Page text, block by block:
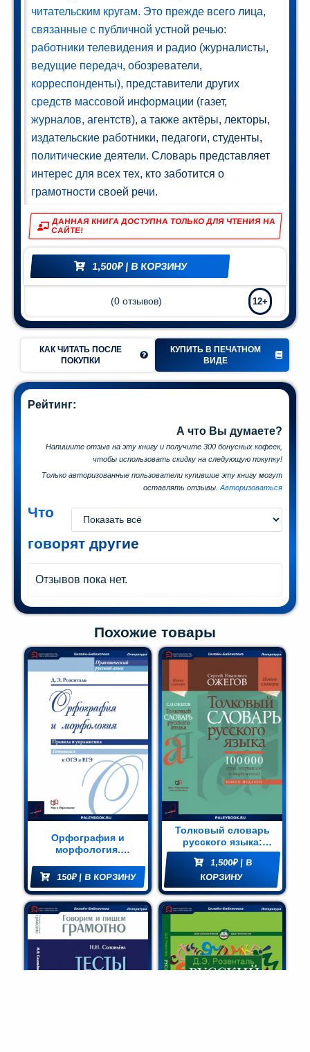
читательским кругам. Это прежде всего лица,
связанные с публичной устной речью:
работники телевидения и радио (журналисты,
ведущие передач, обозреватели,
корреспонденты), представители других
средств массовой информации (газет,
журналов, агентств), а также актёры, лекторы,
издательские работники, педагоги, студенты,
политические деятели. Словарь представляет
интерес для всех тех, кто заботится о
грамотности своей речи.
ДАННАЯ КНИГА ДОСТУПНА ТОЛЬКО ДЛЯ ЧТЕНИЯ НА
САЙТЕ!
1,500₽| В КОРЗИНУ
(0 отзывов) 12+
КАК ЧИТАТЬ ПОСЛЕ
ПОКУПКИ
КУПИТЬ В ПЕЧАТНОМ
ВИДЕ
Рейтинг:
А что Вы думаете?
Напишите отзыв на эту книгу и получите 300 бонусных кофеек,
чтобы использовать скидку на следующую покупку!
Только авторизованные пользователи купившие эту книгу могут
оставлять отзывы. Авторизоваться
Что
говорят другие
Отзывов пока нет.
Похожие товары
Орфография и
морфология.
упражнения
150₽ | В КОРЗИНУ
Толковый словарь
русского языка:
Около 100 000 слов,
терминов и
фразеологических
выражений
1,500₽ | В
КОРЗИНУ